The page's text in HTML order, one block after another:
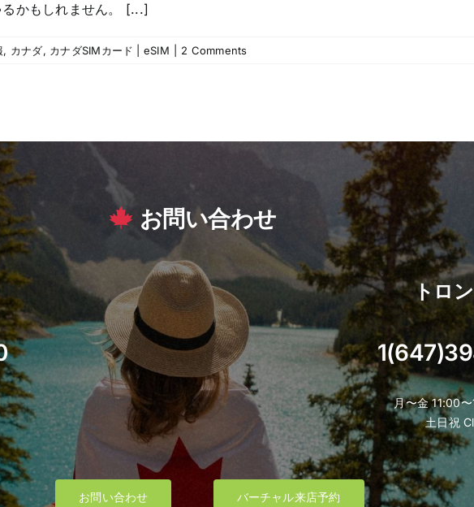
かもしれません。 [...]
, カナダ, カナダSIMカード | eSIM 2 Comments
お問い合わせ
トロ
月〜金 11:00
土日祝
お問い合わせ バーチャル来店予約